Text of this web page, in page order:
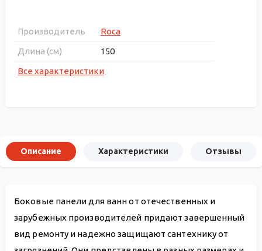
Производитель
Roca
Длина (см)
150
Все характеристики
Описание Характеристики Отзывы
Боковые панели для ванн от отечественных и
зарубежных производителей придают завершенный
вид ремонту и надежно защищают сантехнику от